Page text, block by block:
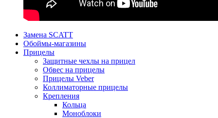
Замена SCATT
Обоймы-магазины
Прицелы
Защитные чехлы на прицел
Обвес на прицелы
Прицелы Veber
Коллиматорные прицелы
Крепления
Кольца
Моноблоки